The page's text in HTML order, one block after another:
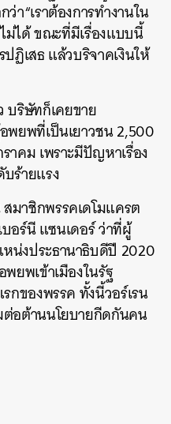
“เราต้องการทำงานใน
ม่ได้ ขณะที่มีเรื่องแบบนี้
ฏิเสธ แล้วบริจาคเงินให้
บริษัทก็เคยขาย
พยพที่เป็นเยาวชน 2,500
คม เพราะมีปัญหาเรื่อง
ร้ายแรง
มาชิกพรรคเดโมแครต
บอร์นี แซนเดอร์ ว่าที่ผู้
น่งประธานาธิบดีปี 2020
ยพเข้าเมืองในรัฐ
กของพรรค ทั้งนี้วอร์เรน
อต้านนโยบายกีดกันคน
LINE EMAIL